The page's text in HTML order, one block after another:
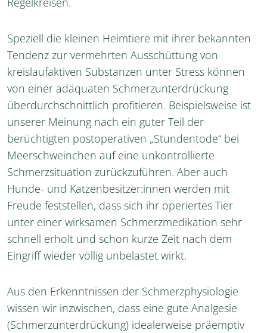
Speziell die kleinen Heimtiere mit ihrer bekannten
Tendenz zur vermehrten Ausschüttung von
kreislaufaktiven Substanzen unter Stress können
von einer adäquaten Schmerzunterdrückung
überdurchschnittlich profitieren. Beispielsweise ist
unserer Meinung nach ein guter Teil der
berüchtigten postoperativen „Stundentode“ bei
Meerschweinchen auf eine unkontrollierte
Schmerzsituation zurückzuführen. Aber auch
Hunde- und Katzenbesitzer:innen werden mit
Freude feststellen, dass sich ihr operiertes Tier
unter einer wirksamen Schmerzmedikation sehr
schnell erholt und schon kurze Zeit nach dem
Eingriff wieder völlig unbelastet wirkt.
Aus den Erkenntnissen der Schmerzphysiologie
wissen wir inzwischen, dass eine gute Analgesie
(Schmerzunterdrückung) idealerweise präemptiv